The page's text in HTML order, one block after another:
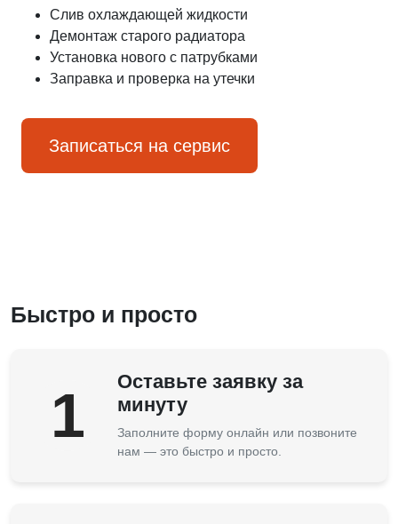
Слив охлаждающей жидкости
Демонтаж старого радиатора
Установка нового с патрубками
Заправка и проверка на утечки
Записаться на сервис
Быстро и просто
1
Оставьте заявку за
минуту
Заполните форму онлайн или позвоните
нам — это быстро и просто.